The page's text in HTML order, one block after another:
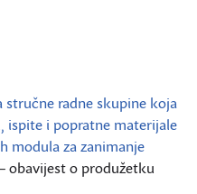
stručne radne skupine koja
ispite i popratne materijale
modula za zanimanje
obavijest o produžetku